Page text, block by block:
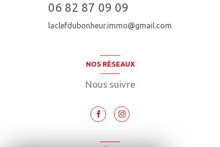
06 82 87 09 09
laclefdubonheur.immo@gmail.com
NOS RÉSEAUX
Nous suivre